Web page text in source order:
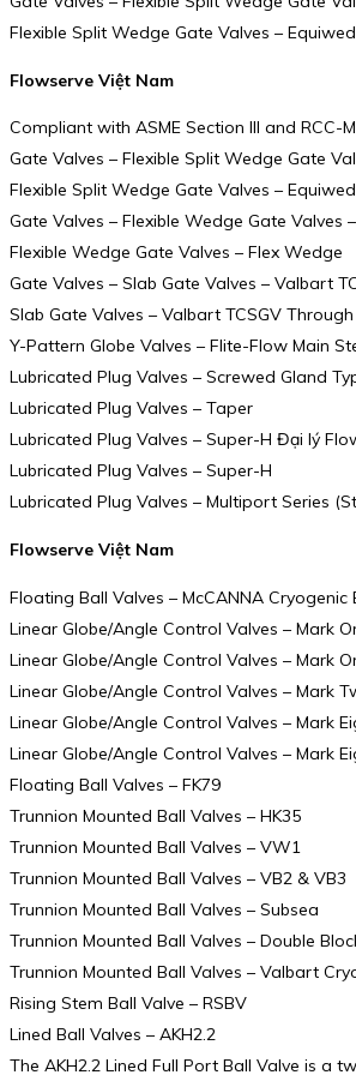
Flexible Split Wedge Gate Valves –
Flowserve Việt Nam
Compliant with ASME Section III and
Gate Valves – Flexible Split Wedge Gate
Flexible Split Wedge Gate Valves –
Gate Valves – Flexible Wedge Gate Valves
Flexible Wedge Gate Valves – Flex Wedge
Gate Valves – Slab Gate Valves – Valbart
Slab Gate Valves – Valbart TCSGV
Y-Pattern Globe Valves – Flite-Flow Main
Lubricated Plug Valves – Screwed Gland
Lubricated Plug Valves – Taper
Lubricated Plug Valves – Super-H Đại lý
Lubricated Plug Valves – Super-H
Lubricated Plug Valves – Multiport Series
Flowserve Việt Nam
Floating Ball Valves – McCANNA Cryogenic
Linear Globe/Angle Control Valves – Mark
Linear Globe/Angle Control Valves – Mark
Linear Globe/Angle Control Valves – Mark
Linear Globe/Angle Control Valves – Mark
Linear Globe/Angle Control Valves – Mark
Floating Ball Valves – FK79
Trunnion Mounted Ball Valves – HK35
Trunnion Mounted Ball Valves – VW1
Trunnion Mounted Ball Valves – VB2 & VB3
Trunnion Mounted Ball Valves – Subsea
Trunnion Mounted Ball Valves – Double
Trunnion Mounted Ball Valves – Valbart
Rising Stem Ball Valve – RSBV
Lined Ball Valves – AKH2.2
The AKH2.2 Lined Full Port Ball Valve is a